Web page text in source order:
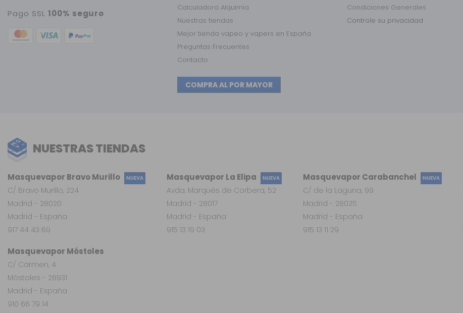
Pago SSL 100% seguro
Calculadora Alquimia
Nuestras tiendas
Mejor tienda vapeo y vapers en España
Preguntas Frecuentes
Contacto
COMPRA AL POR MAYOR
Condiciones Generales
Controle su privacidad
NUESTRAS TIENDAS
Masquevapor Carabanchel NUEVA
C/ de la Laguna, 99
Madrid - 28025
Madrid - España
915 13 11 29
Masquevapor Móstoles
C/ Carmen, 4
Móstoles - 28931
Madrid - España
910 66 79 14
Masquevapor La Elipa NUEVA
Avda. Marqués de Corbera, 52
Madrid - 28017
Madrid - España
915 13 19 03
Masquevapor Bravo Murillo NUEVA
C/ Bravo Murillo, 224
Madrid - 28020
Madrid - España
917 44 43 69